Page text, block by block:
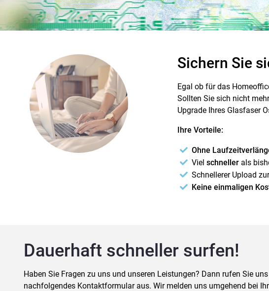
Sichern Sie
Egal ob für das
Sollten Sie sich nicht
Upgrade Ihres Glasfaser
Ihre Vorteile:
Ohne
Viel schneller als
Schnellerer Upload
Keine einmaligen
Dauerhaft schneller surfen!
Haben Sie Fragen zu uns und unseren Leistungen? Dann rufen Sie
nachfolgendes Kontaktformular aus. Wir melden uns umgehend bei